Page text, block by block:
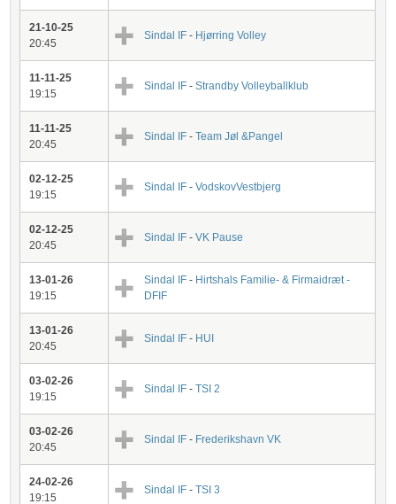
21-10-25
20:45
Sindal IF- Hjørring Volley
11-11-25
19:15
Sindal IF-Strandby Volleyballklub
11-11-25
20:45
Sindal IF-Team Jøl &Pangel
02-12-25
19:15
Sindal IF-VodskovVestbjerg
02-12-25
20:45
Sindal IF-VK Pause
13-01-26
19:15
Sindal IF- Hirtshals Familie- & Firmaidræt -
DFIF
13-01-26
20:45
Sindal IF- HUI
03-02-26
19:15
Sindal IF-TSI 2
03-02-26
20:45
Sindal IF- Frederikshavn VK
24-02-26
19:15
Sindal IF-TSI 3